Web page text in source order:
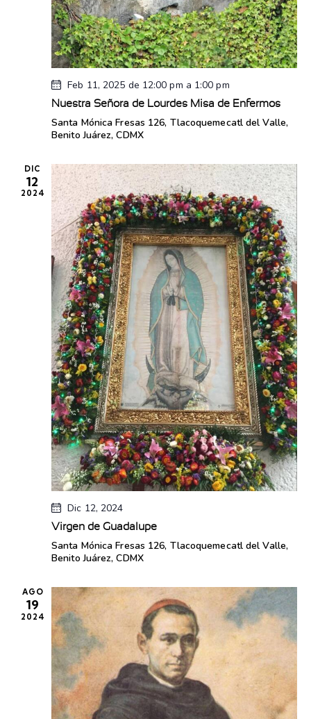
n
t
o
Feb 11, 2025 de 12:00 pm a 1:00 pm
Nuestra Señora de Lourdes Misa de Enfermos
Santa MónicaFresas 126, Tlacoquemecatl del Valle,
Benito Juárez, CDMX
DIC
12
2024
Dic 12, 2024
Virgen de Guadalupe
Santa MónicaFresas 126, Tlacoquemecatl del Valle,
Benito Juárez, CDMX
AGO
19
2024